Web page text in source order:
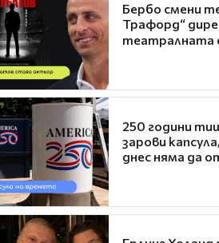
Бербо смени
Трафорд“
театралната
250 години
зарови
днес няма да